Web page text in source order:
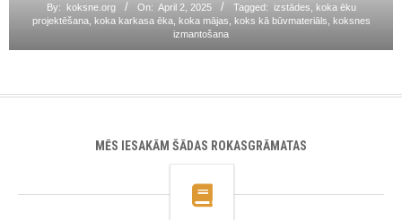
By: koksne.org On: April 2, 2025 Tagged: izstādes
koka ēku
projektēšana, koka karkasa ēka, koka mājas koks kā būvmateriāls koksnes
izmantošana
MĒS IESAKĀM ŠĀDAS ROKASGRĀMATAS